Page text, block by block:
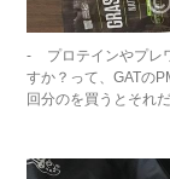
プロテインやプレ
すか？って、GATの
回分のを買うとそれ